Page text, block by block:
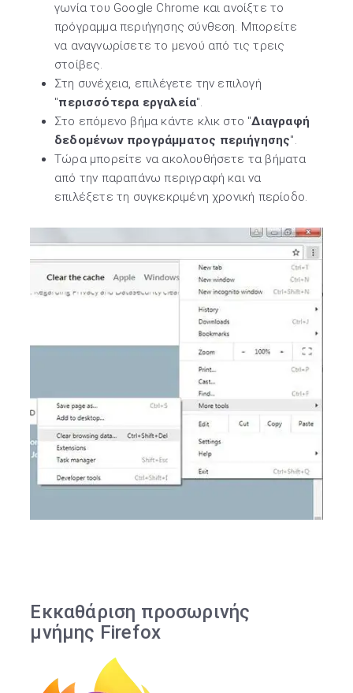
γωνία του Google Chrome και ανοίξτε το
πρόγραμμα περιήγησης σύνθεση. Μπορείτε
να αναγνωρίσετε το μενού από τις τρεις
στοίβες.
Στη συνέχεια, επιλέγετε την επιλογή
"περισσότερα εργαλεία".
Στο επόμενο βήμα κάντε κλικ στο "Διαγραφή
δεδομένων προγράμματος περιήγησης".
Τώρα μπορείτε να ακολουθήσετε τα βήματα
από την παραπάνω περιγραφή και να
επιλέξετε τη συγκεκριμένη χρονική περίοδο.
Εκκαθάριση προσωρινής
μνήμης Firefox